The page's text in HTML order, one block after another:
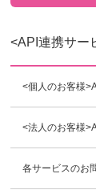
<API連携サー
<個人のお客様
<法人のお客様
各サービスのお